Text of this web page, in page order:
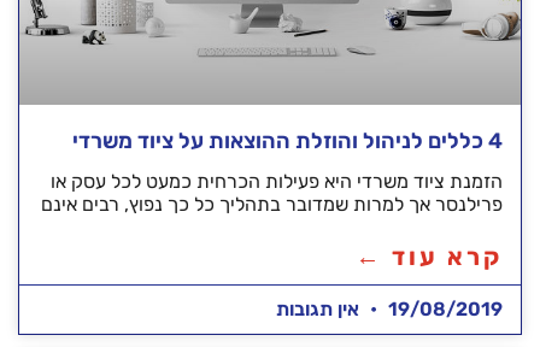
4 כללים לניהול והוזלת ההוצאות על ציוד משרדי
הזמנת ציוד משרדי היא פעילות הכרחית כמעט לכל עסק או
פרילנסר אך למרות שמדובר בתהליך כל כך נפוץ, רבים אינם
קרא עוד ←
19/08/2019 אין תגובות